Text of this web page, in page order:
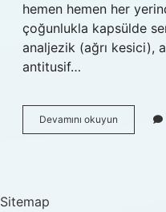
hemen hemen her
çoğunlukla kapsülde
analjezik (ağrı kesici),
antitusif…
Devamını okuyun
Süt
Sitemap